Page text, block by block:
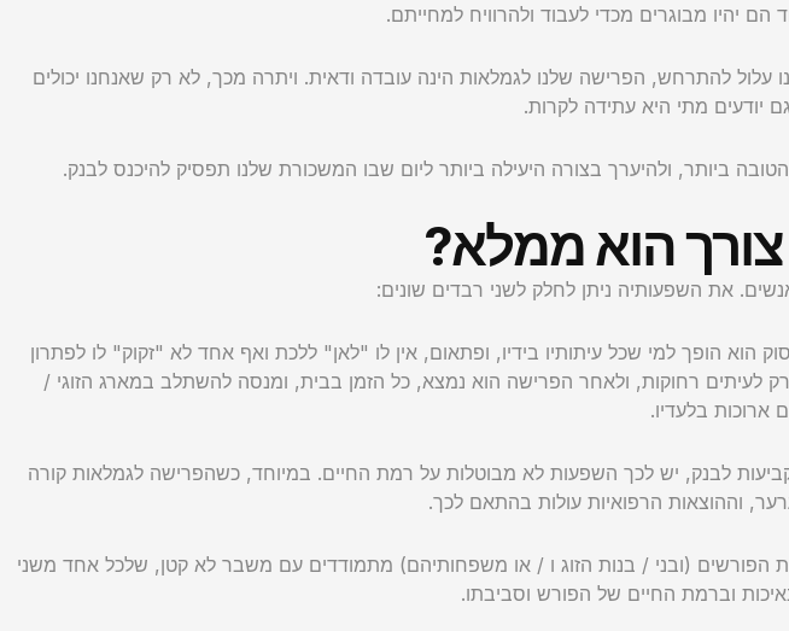
מבוגרים מכדי לעבוד ולהרוויח למחייתם.
להתרחש, הפרישה שלנו לגמלאות הינה עובדה ודאית. ויתרה מכך, לא רק שאנחנו יכולים
יודעים מתי היא עתידה לקרות.
ביותר, ולהיערך בצורה היעילה ביותר ליום שבו המשכורת שלנו תפסיק להיכנס לבנק.
צורך הוא ממלא?
את השפעותיה ניתן לחלק לשני רבדים שונים:
הופך למי שכל עיתותיו בידיו, ופתאום, אין לו "לאן" ללכת ואף אחד לא "זקוק" לו לפתרון
לעיתים רחוקות, ולאחר הפרישה הוא נמצא, כל הזמן בבית, ומנסה להשתלב במארג הזוגי /
בלעדיו.
לבנק, יש לכך השפעות לא מבוטלות על רמת החיים. במיוחד, כשהפרישה לגמלאות קורה
וההוצאות הרפואיות עולות בהתאם לכך.
הפורשים (ובני / בנות הזוג ו / או משפחותיהם) מתמודדים עם משבר לא קטן, שלכל אחד משני
וברמת החיים של הפורש וסביבתו.